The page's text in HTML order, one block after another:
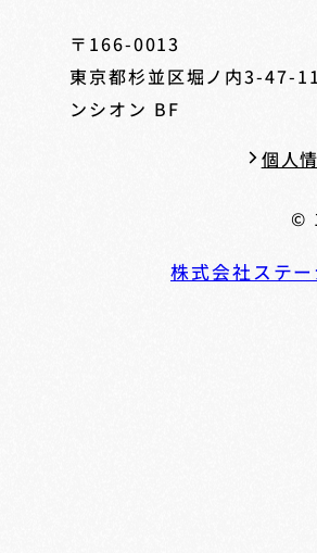
〒166-0013
東京都杉並区堀ノ内3-47-11
ンシオン BF
個人
©
株式会社ステ